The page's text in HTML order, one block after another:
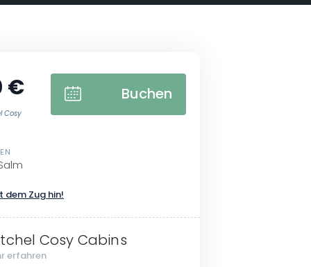
€
Cosy
Buchen
dem Zug hin!
Cosy Cabins
erfahren